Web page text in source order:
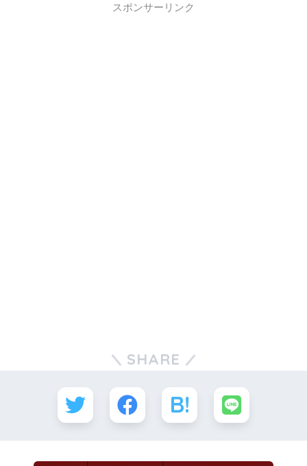
スポンサーリンク
SHARE